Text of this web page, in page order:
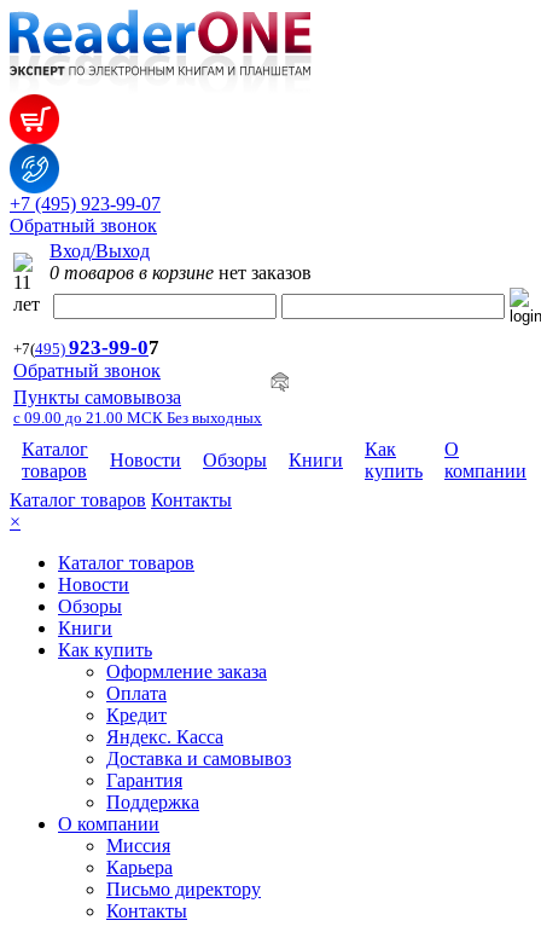
+7 (495) 923-99-07
Обратный звонок
Вход/Выход
0 товаров в корзине нет заказов
+7(495) 923-99-07
Обратный звонок
Пункты самовывоза
с 09.00 до 21.00 МСК Без выходных
Каталог
товаров
Новости Обзоры Книги
Как
купить
О
компании
Каталог товаров Контакты
×
Каталог товаров
Новости
Обзоры
Книги
Как купить
Оформление заказа
Оплата
Кредит
Яндекс. Касса
Доставка и самовывоз
Гарантия
Поддержка
О компании
Миссия
Карьера
Письмо директору
Контакты